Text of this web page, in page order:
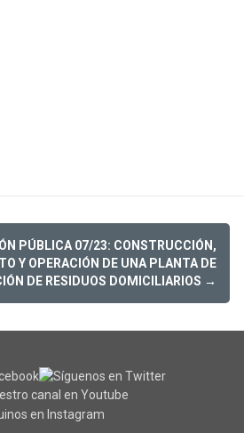
PÚBLICA 07/23: CONSTRUCCIÓN,
Y OPERACIÓN DE UNA PLANTA DE
DE RESIDUOS DOMICILIARIOS →